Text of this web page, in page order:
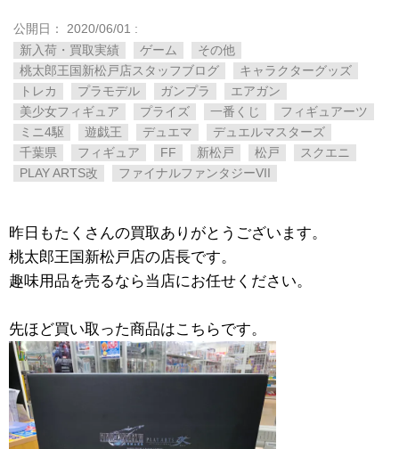
公開日： 2020/06/01 :
新入荷・買取実績
ゲーム
その他
桃太郎王国新松戸店スタッフブログ
キャラクターグッズ
トレカ
プラモデル ガンプラ
エアガン
美少女フィギュア
プライズ 一番くじ
フィギュアーツ
ミニ4駆
遊戯王 デュエマ
デュエルマスターズ
千葉県
フィギュア FF 新松戸 松戸
スクエニ
PLAY ​ARTS改
ファイナルファンタジーVII
昨日もたくさんの買取ありがとうございます。
桃太郎王国新松戸店の店長です。
趣味用品を売るなら当店にお任せください。
先ほど買い取った商品はこちらです。